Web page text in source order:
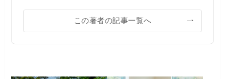
この著者の記事一覧へ